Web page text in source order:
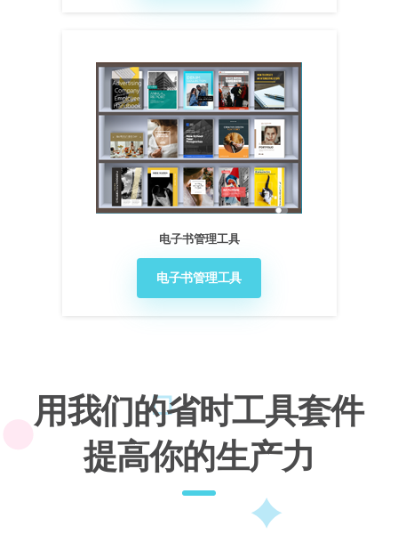
电子书管理工具
电子书管理工具
用我们的省时工具套件
提高你的生产力